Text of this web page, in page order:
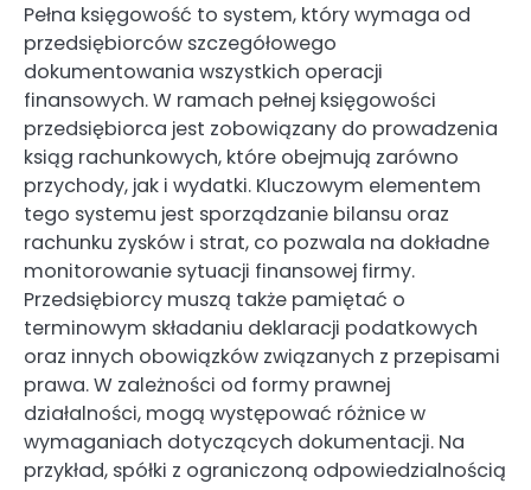
Pełna księgowość to system, który wymaga od
przedsiębiorców szczegółowego
dokumentowania wszystkich operacji
finansowych. W ramach pełnej księgowości
przedsiębiorca jest zobowiązany do prowadzenia
ksiąg rachunkowych, które obejmują zarówno
przychody, jak i wydatki. Kluczowym elementem
tego systemu jest sporządzanie bilansu oraz
rachunku zysków i strat, co pozwala na dokładne
monitorowanie sytuacji finansowej firmy.
Przedsiębiorcy muszą także pamiętać o
terminowym składaniu deklaracji podatkowych
oraz innych obowiązków związanych z przepisami
prawa. W zależności od formy prawnej
działalności, mogą występować różnice w
wymaganiach dotyczących dokumentacji. Na
przykład, spółki z ograniczoną odpowiedzialnością